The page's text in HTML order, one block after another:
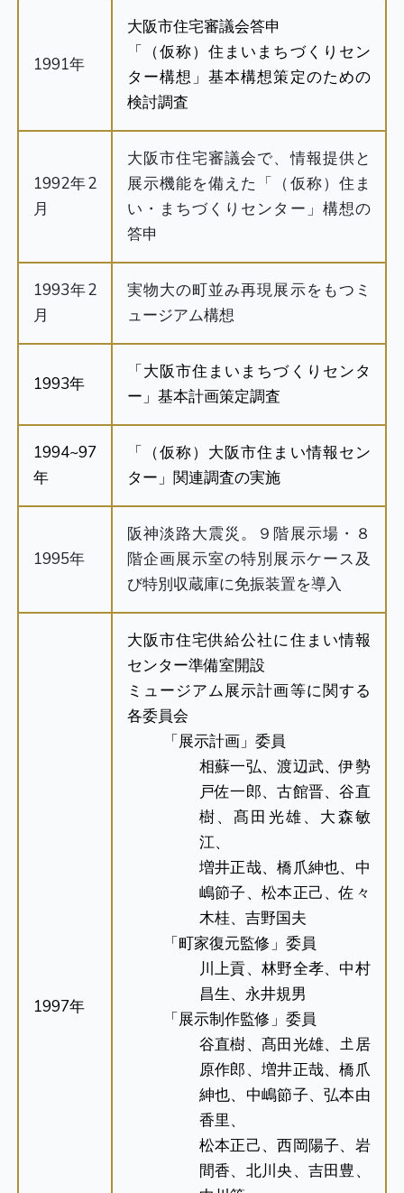
1991年
大阪市住宅審議会答申
「（仮称）住まいまちづくりセン
ター構想」基本構想策定のための
検討調査
1992年2
月
大阪市住宅審議会で、情報提供と
展示機能を備えた「（仮称）住ま
い・まちづくりセンター」構想の
答申
1993年2
月
実物大の町並み再現展示をもつミ
ュージアム構想
1993年
「大阪市住まいまちづくりセンタ
ー」基本計画策定調査
1994~97
年
「（仮称）大阪市住まい情報セン
ター」関連調査の実施
1995年
阪神淡路大震災。９階展示場・８
階企画展示室の特別展示ケース及
び特別収蔵庫に免振装置を導入
1997年
大阪市住宅供給公社に住まい情報
センター準備室開設
ミュージアム展示計画等に関する
各委員会
「展示計画」委員
相蘇一弘、渡辺武、伊勢
戸佐一郎、古館晋、谷直
樹、髙田光雄、大森敏
江、
増井正哉、橋爪紳也、中
嶋節子、松本正己、佐々
木桂、吉野国夫
「町家復元監修」委員
川上貢、林野全孝、中村
昌生、永井規男
「展示制作監修」委員
谷直樹、髙田光雄、𡈽居
原作郎、増井正哉、橋爪
紳也、中嶋節子、弘本由
香里、
松本正己、西岡陽子、岩
間香、北川央、吉田豊、